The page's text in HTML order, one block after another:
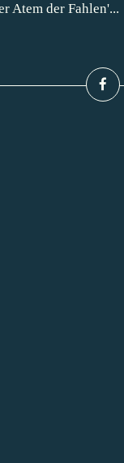
Atem der Fahlen'...